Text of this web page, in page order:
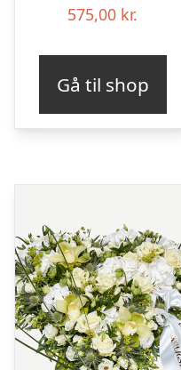
575,00 kr.
Gå til shop